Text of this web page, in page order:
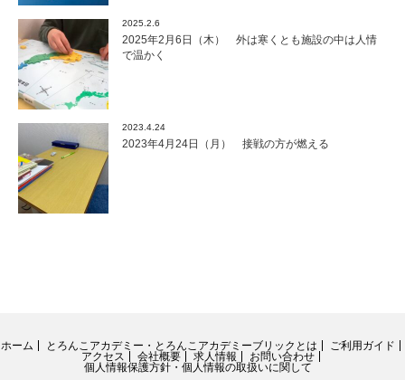
2025.2.6
2025年2月6日（木） 外は寒くとも施設の中は人情
で温かく
2023.4.24
2023年4月24日（月） 接戦の方が燃える
ホーム とろんこアカデミー・とろんこアカデミーブリックとは
ご利用ガイド
アクセス
会社概要 求人情報
お問い合わせ
個人情報保護方針・個人情報の取扱いに関して